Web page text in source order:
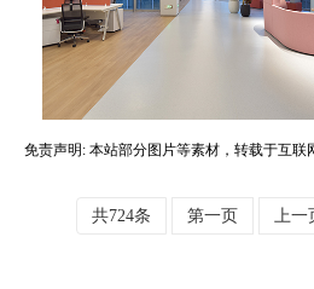
免责声明: 本站部分图片等素材，转载于互联
共724条 第一页 上一